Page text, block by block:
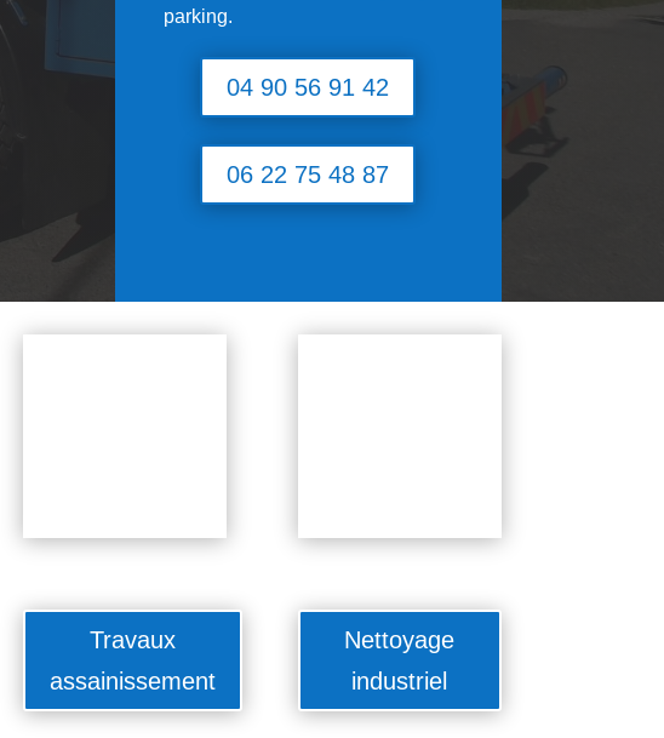
parking.
04 90 56 91 42
06 22 75 48 87
Travaux
assainissement
Nettoyage
industriel